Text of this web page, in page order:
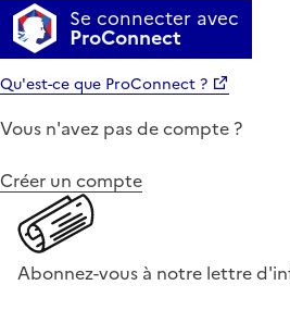
Se connecter avec
ProConnect
Qu'est-ce que ProConnect ?
Vous n'avez pas de compte ?
Créer un compte
Abonnez-vous à notre lettre